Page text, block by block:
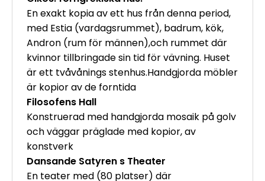
En exakt kopia av ett hus från denna period,
med Estia (vardagsrummet), badrum, kök,
Andron (rum för männen),och rummet där
kvinnor tillbringade sin tid för vävning. Huset
är ett tvåvånings stenhus.Handgjorda möbler
är kopior av de forntida
Filosofens Hall
Konstruerad med handgjorda mosaik på golv
och väggar präglade med kopior, av
konstverk
Dansande Satyren s Theater
En teater med (80 platser) där